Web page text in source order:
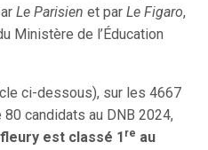
Le Parisien et par Le Figaro,
Ministère de l’Éducation
ci-dessous), sur les 4667
candidats au DNB 2024,
est classé 1 re au